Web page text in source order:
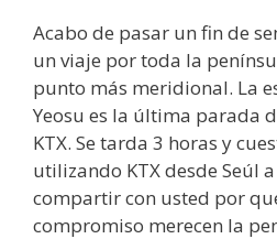
Acabo de pasar un fin de
un viaje por toda la
punto más meridional. La
Yeosu es la última parada
KTX. Se tarda 3 horas y
utilizando KTX desde Seúl
compartir con usted por
compromiso merecen la